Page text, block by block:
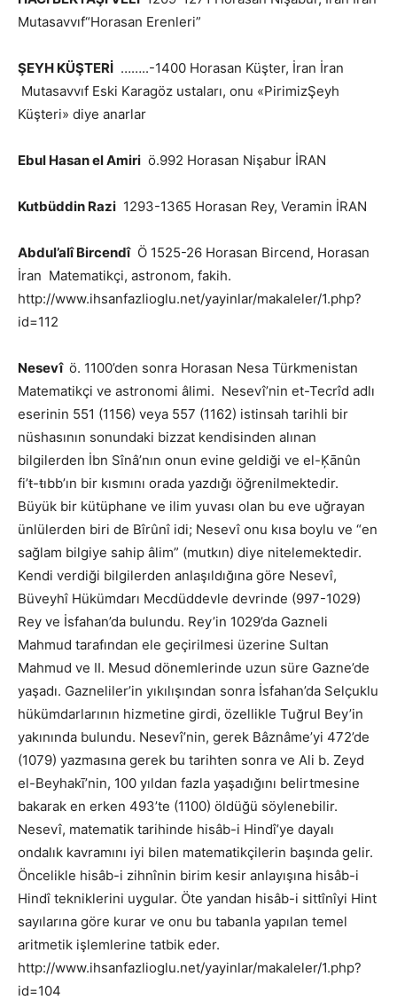
Mutasavvıf“Horasan Erenleri”
ŞEYH KÜŞTERİ ……..-1400 Horasan Küşter, İran İran
Mutasavvıf Eski Karagöz ustaları, onu «PirimizŞeyh
Küşteri» diye anarlar
Ebul Hasan el Amiri ö.992 Horasan Nişabur İRAN
Kutbüddin Razi 1293-1365 Horasan Rey, Veramin İRAN
Abdul’alî BircendîÖ 1525-26 Horasan Bircend, Horasan
İran Matematikçi, astronom, fakih.
http://www.ihsanfazlioglu.net/yayinlar/makaleler/1.php?
id=112
Nesevî ö. 1100’den sonra Horasan Nesa Türkmenistan
Matematikçi ve astronomi âlimi. Nesevî’nin et-Tecrîd adlı
eserinin 551 (1156) veya 557 (1162) istinsah tarihli bir
nüshasının sonundaki bizzat kendisinden alınan
bilgilerden İbn Sînâ’nın onun evine geldiği ve el-Ķānûn
fi’ŧ-ŧıbb’ın bir kısmını orada yazdığı öğrenilmektedir.
Büyük bir kütüphane ve ilim yuvası olan bu eve uğrayan
ünlülerden biri de Bîrûnî idi; Nesevî onu kısa boylu ve “en
sağlam bilgiye sahip âlim” (mutkın) diye nitelemektedir.
Kendi verdiği bilgilerden anlaşıldığına göre Nesevî,
Büveyhî Hükümdarı Mecdüddevle devrinde (997-1029)
Rey ve İsfahan’da bulundu. Rey’in 1029’da Gazneli
Mahmud tarafından ele geçirilmesi üzerine Sultan
Mahmud ve II. Mesud dönemlerinde uzun süre Gazne’de
yaşadı. Gazneliler’in yıkılışından sonra İsfahan’da Selçuklu
hükümdarlarının hizmetine girdi, özellikle Tuğrul Bey’in
yakınında bulundu. Nesevî’nin, gerek Bâznâme’yi 472’de
(1079) yazmasına gerek bu tarihten sonra ve Ali b. Zeyd
el-Beyhakī’nin, 100 yıldan fazla yaşadığını belirtmesine
bakarak en erken 493’te (1100) öldüğü söylenebilir.
Nesevî, matematik tarihinde hisâb-i Hindî’ye dayalı
ondalık kavramını iyi bilen matematikçilerin başında gelir.
Öncelikle hisâb-i zihnînin birim kesir anlayışına hisâb-i
Hindî tekniklerini uygular. Öte yandan hisâb-i sittînîyi Hint
sayılarına göre kurar ve onu bu tabanla yapılan temel
aritmetik işlemlerine tatbik eder.
http://www.ihsanfazlioglu.net/yayinlar/makaleler/1.php?
id=104